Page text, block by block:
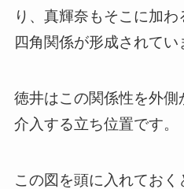
り、真輝奈もそこに加
四角関係が形成されてい
徳井はこの関係性を外側
介入する立ち位置です。
この図を頭に入れておく